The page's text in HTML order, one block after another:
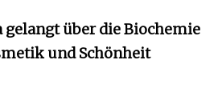
gelangt über die Biochemie
und Schönheit